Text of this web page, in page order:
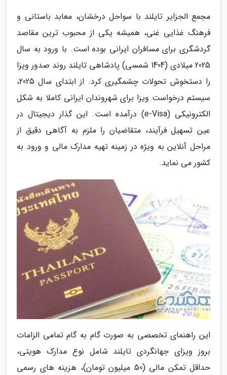
مجمع الجزایر تایلند با سواحل درخشان، معابد باستانی و
فرهنگ غذایی غنی، همیشه یکی از محبوب ترین مقاصد
گردشگری برای مسافران ایرانی بوده است. با ورود به سال
2025 میلادی (1404 شمسی) پادشاهی تایلند روند صدور ویزا
را دستخوش تحولات چشمگیری کرد. از ابتدای سال 2025،
سیستم درخواست ویزا برای شهروندان ایرانی کاملا به شکل
الکترونیکی (e-Visa) درآمده است. این گذار دیجیتال در
عین تسهیل فرآیند، متقاضیان را ملزم به آگاهی دقیق از
مراحل آنلاین به ویژه در زمینه تهیه مدارک مالی و ورود به
کشور می نماید.
این راهنمای تخصصی به صورت گام به گام تمامی الزامات
بروز ویزای جهانگردی تایلند شامل نوع مدارک هویتی،
حداقل تمکن مالی (50 میلیون تومان)، هزینه های رسمی